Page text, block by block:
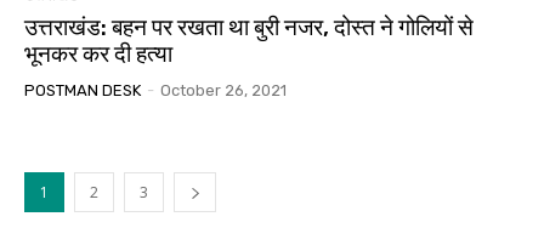
उत्तराखंड: बहन पर रखता था बुरी नजर, दोस्त ने गोलियों से
भूनकर कर दी हत्या
POSTMAN DESK - October 26, 2021
1 2 3